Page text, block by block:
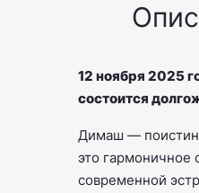
12 ноября 2025
состоится
Димаш —
это гармоничное
современной